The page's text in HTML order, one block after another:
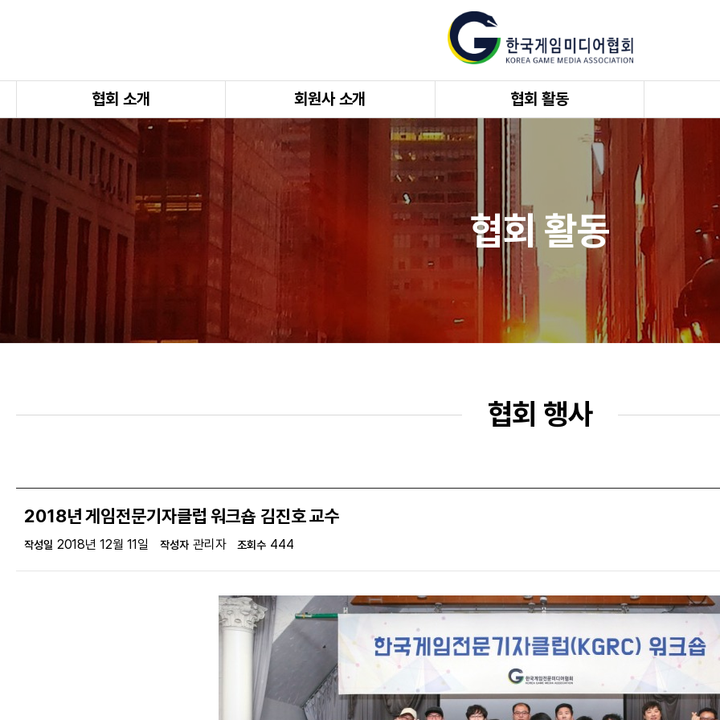
협회 소개 회원사 소개 협회 활동
협회 활동
협회 행사
2018년 게임전문기자클럽 워크숍 김진호 교수
작성일 2018년 12월 11일 작성자 관리자 조회수 444